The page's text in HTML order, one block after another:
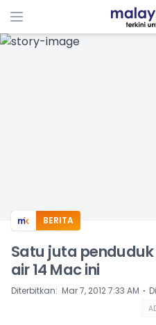
BERITA
Satu juta
air 14 Mac ini
Diterbitkan: Mar 7, 2012 7:33 AM ⋅